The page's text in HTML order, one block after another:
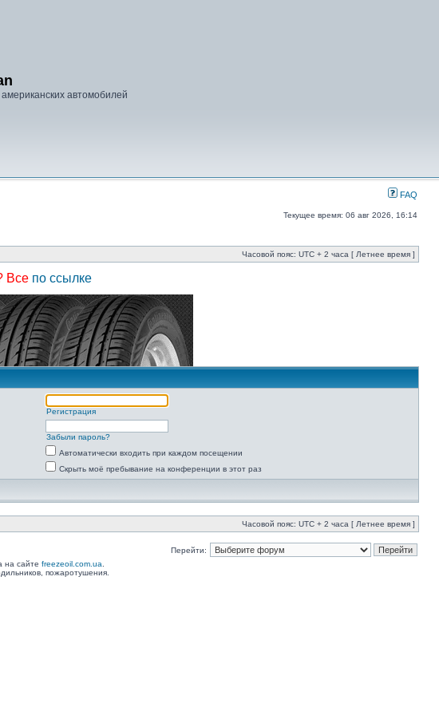
автомобилей
FAQ
Текущее время: 06 авг 2026, 16:14
Часовой пояс: UTC + 2 часа [ Летнее время ]
Все по ссылке
Регистрация
Забыли пароль?
Автоматически входить при каждом посещении
Скрыть моё пребывание на конференции в этот раз
Часовой пояс: UTC + 2 часа [ Летнее время ]
Перейти:
на сайте freezeoil.com.ua
пожаротушения.